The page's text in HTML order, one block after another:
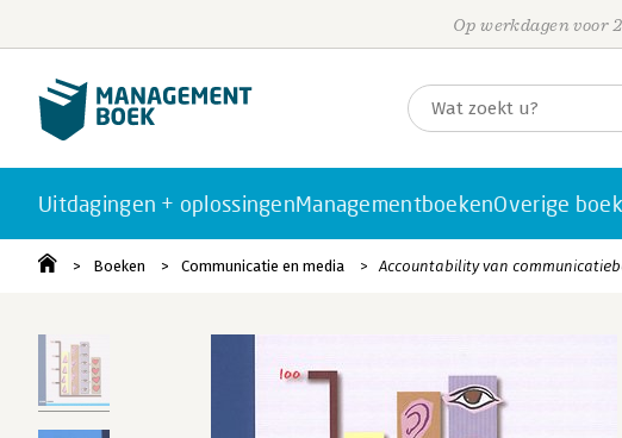
Op werkdagen voor
Uitdagingen + oplossingenManagementboekenOverige
Boeken Communicatie en media Accountability van